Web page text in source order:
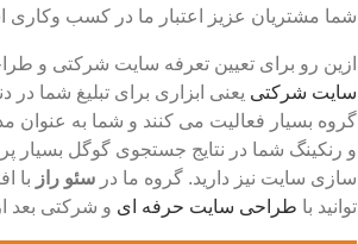
شما مشتریان عزیز اعتبار ما در کسب وکاری
ازین رو برای تعیین تعرفه سایت شرکتی و
سایت شرکتی یعنی ابزاری برای تبلیغ شما
گروه بسیار فعالیت می کنند و شما به عنوان
و رنکینگ شما در نتایج جستجوی گوگل بسیار
سازی سایت نیز دارید. گروه ما در سئو راز با
توانید با طراحی سایت حرفه ای و شرکتی بعد